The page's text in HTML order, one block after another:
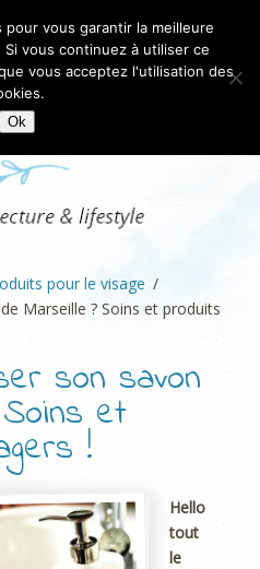
pour le visage
Marseille ? Soins et produits
son savon
et
!
Hello
tout
le
vous garantir la meilleure
vous continuez à utiliser ce
vous acceptez l'utilisation des
Ok